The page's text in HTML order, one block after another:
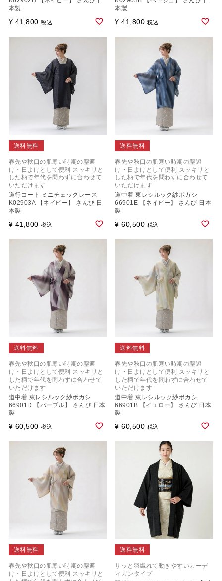
本製
¥ 41,800 税込
本製
¥ 41,800 税込
送料無料
春先や秋口の肌寒い時期の塵避
け・日よけとして便利 スッキリと
した柄で年代を問わずに合わせて
いただけます
道行コート ミニチェックレース
K02903A 【ネイビー】 さんび 日
本製
¥ 41,800 税込
送料無料
春先や秋口の肌寒い時期の塵避
け・日よけとして便利 スッキリと
した柄で年代を問わずに合わせて
いただけます
道中着 東レシルック紗ボカシ
66901E 【ネイビー】 さんび 日本
製
¥ 60,500 税込
送料無料
春先や秋口の肌寒い時期の塵避
け・日よけとして便利 スッキリと
した柄で年代を問わずに合わせて
いただけます
道中着 東レシルック紗ボカシ
66901D 【パープル】 さんび 日本
製
¥ 60,500 税込
送料無料
春先や秋口の肌寒い時期の塵避
け・日よけとして便利 スッキリと
した柄で年代を問わずに合わせて
いただけます
道中着 東レシルック紗ボカシ
66901B 【イエロー】 さんび 日本
製
¥ 60,500 税込
送料無料
春先や秋口の肌寒い時期の塵避
け・日よけとして便利 スッキリと
送料無料
サッと羽織れて動きやすいカーデ
ィガンタイプ